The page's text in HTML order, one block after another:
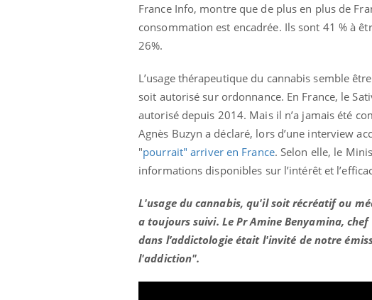
France Info, montre que de plus en plus de
consommation est encadrée. Ils sont 41 % à
26%.
L’usage thérapeutique du cannabis semble
soit autorisé sur ordonnance. En France, le
autorisé depuis 2014. Mais il n’a jamais été
Agnès Buzyn a déclaré, lors d’une interview
"pourrait" arriver en France. Selon elle, le
informations disponibles sur l’intérêt et
L'usage du cannabis, qu'il soit récréatif ou
a toujours suivi. Le Pr Amine Benyamina,
dans l’addictologie était l'invité de notre
l'addiction".